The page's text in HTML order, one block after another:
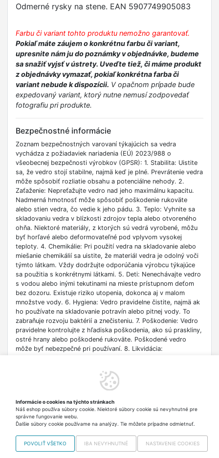
Odmerné rysky na stene. EAN 5907749905083
Farbu či variant tohto produktu nemožno garantovať.
Pokiaľ máte záujem o konkrétnu farbu či variant,
upresnite nám ju do poznámky v objednávke, budeme
sa snažiť vyjsť v ústrety. Uveďte tiež, či máme produkt
z objednávky vymazať, pokiaľ konkrétna farba či
variant nebude k dispozícii. V opačnom prípade bude
expedovaný variant, ktorý nutne nemusí zodpovedať
fotografiu pri produkte.
Bezpečnostné informácie
Zoznam bezpečnostných varovaní týkajúcich sa vedra
vychádza z požiadaviek nariadenia (EÚ) 2023/988 o
všeobecnej bezpečnosti výrobkov (GPSR): 1. Stabilita: Uistite
sa, že vedro stojí stabilne, najmä keď je plné. Prevrátenie vedra
môže spôsobiť rozliatie obsahu a potenciálne nehody. 2.
Zaťaženie: Nepreťažujte vedro nad jeho maximálnu kapacitu.
Nadmerná hmotnosť môže spôsobiť poškodenie rukoväte
alebo stien vedra, čo vedie k jeho pádu. 3. Teplo: Vyhnite sa
skladovaniu vedra v blízkosti zdrojov tepla alebo otvoreného
ohňa. Niektoré materiály, z ktorých sú vedrá vyrobené, môžu
byť horľavé alebo deformovateľné pod vplyvom vysokej
teploty. 4. Chemikálie: Pri použití vedra na skladovanie alebo
miešanie chemikálií sa uistite, že materiál vedra je odolný voči
týmto látkam. Vždy dodržujte odporúčania výrobcu týkajúce
sa použitia s konkrétnymi látkami. 5. Deti: Nenechávajte vedro
s vodou alebo inými tekutinami na mieste prístupnom deťom
bez dozoru. Existuje riziko utopenia, dokonca aj v malom
množstve vody. 6. Hygiena: Vedro pravidelne čistite, najmä ak
ho používate na skladovanie potravín alebo pitnej vody. To
zabraňuje rozvoju baktérií a znečisteniu. 7. Poškodenie: Vedro
pravidelne kontrolujte z hľadiska poškodenia, ako sú praskliny,
ostré hrany alebo poškodené rukoväte. Poškodené vedro
môže byť nebezpečné pri používaní. 8. Likvidácia:
vyžadujú špeciálnu likvidáciu. 9. Prenášanie: Buďte opatrní pri
prenášaní vedra, najmä keď je plné. Používajte obe ruky a
Skladovanie: Uchovávajte vedrá na bezpečnom mieste, kde
nebudú prekážať pri priechode alebo predstavovať riziko
zakopnutia.
Copyright © 2012-2026 VISO TRADE s.r.o.,
Informácie o cookies na týchto stránkach
Náš eshop používa súbory cookie. Niektoré súbory cookie sú nevyhnutné pre
správne fungovanie webu.
Ďalšie súbory cookie používame na analýzy. Tie môžete prípadne odmietnuť.
POVOLIŤ VŠETKO IBA NEVYHNUTNÉ NASTAVENIE COOKIES